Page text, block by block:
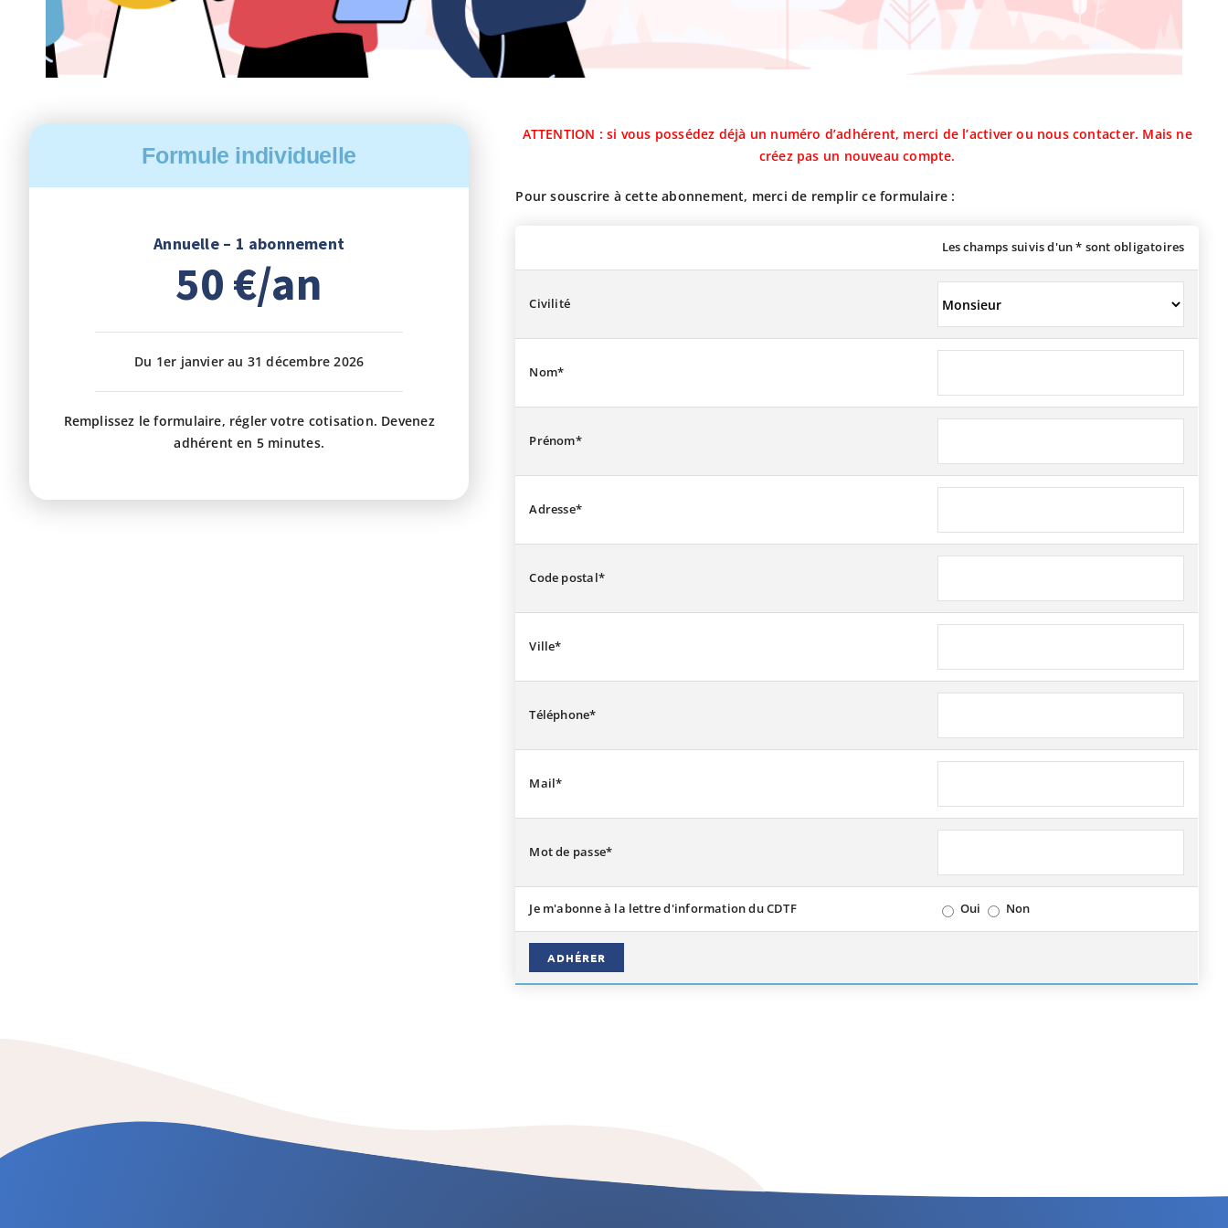
Formule individuelle
Annuelle – 1 abonnement
50 €/an
Du 1er janvier au 31 décembre 2026
Remplissez le formulaire, régler votre cotisation. Devenez
adhérent en 5 minutes.
ATTENTION : si vous possédez déjà un numéro d’adhérent, merci de l’activer ou nous contacter. Mais ne
créez pas un nouveau compte.
Pour souscrire à cette abonnement, merci de remplir ce formulaire :
Les champs suivis d'un * sont obligatoires
Civilité
Nom*
Prénom*
Adresse*
Code postal*
Ville*
Téléphone*
Mail*
Mot de passe*
Je m'abonne à la lettre d'information du CDTF Oui Non